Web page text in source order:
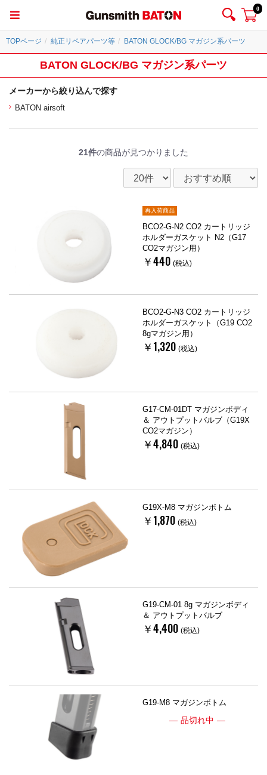
0
TOPページ 純正リペアパーツ等 BATON GLOCK/BG マガジン系パーツ
BATON GLOCK/BG マガジン系パーツ
メーカーから絞り込んで探す
BATON airsoft
21件の商品が見つかりました
再入荷商品
BCO2-G-N2 CO2 カートリッジ
ホルダーガスケット N2（G17
CO2マガジン用）
￥440 (税込)
BCO2-G-N3 CO2 カートリッジ
ホルダーガスケット（G19 CO2
8gマガジン用）
￥1,320 (税込)
G17-CM-01DT マガジンボディ
＆ アウトプットバルブ（G19X
CO2マガジン）
￥4,840 (税込)
G19X-M8 マガジンボトム
￥1,870 (税込)
G19-CM-01 8g マガジンボディ
＆ アウトプットバルブ
￥4,400 (税込)
G19-M8 マガジンボトム
品切れ中